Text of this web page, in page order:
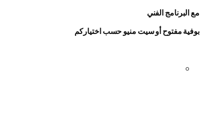
مع البرنامج الفني
بوفية مفتوح أو سيت منيو حسب اختياركم